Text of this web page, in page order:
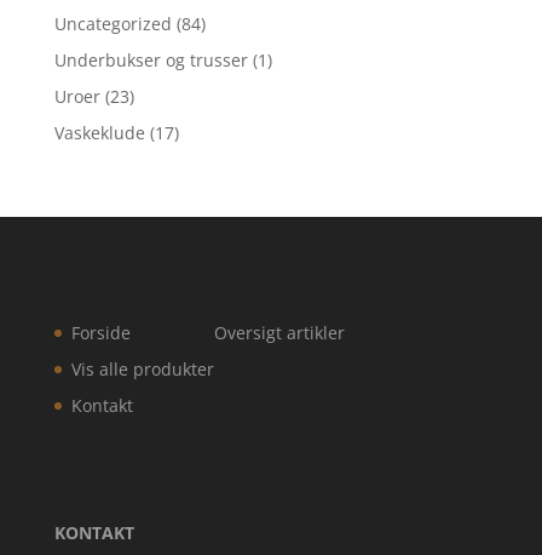
Uncategorized (84)
Underbukser og trusser (1)
Uroer (23)
Vaskeklude (17)
Forside
Vis alle produkter
Kontakt
Oversigt artikler
KONTAKT